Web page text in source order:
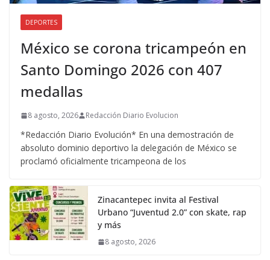
DEPORTES
México se corona tricampeón en
Santo Domingo 2026 con 407
medallas
8 agosto, 2026 Redacción Diario Evolucion
*Redacción Diario Evolución* En una demostración de
absoluto dominio deportivo la delegación de México se
proclamó oficialmente tricampeona de los
Zinacantepec invita al Festival
Urbano “Juventud 2.0” con skate, rap
y más
8 agosto, 2026